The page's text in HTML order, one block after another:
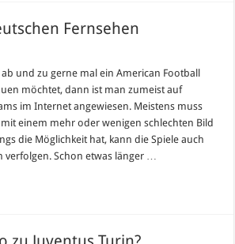
Fernsehen
und zu gerne mal ein American Football
möchtet, dann ist man zumeist auf
im Internet angewiesen. Meistens muss
einem mehr oder wenigen schlechten Bild
die Möglichkeit hat, kann die Spiele auch
verfolgen. Schon etwas länger …